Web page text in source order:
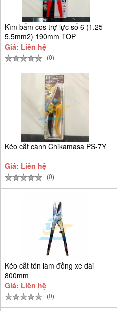
Kìm bấm cos trợ lực số 6 (1.25-
5.5mm2) 190mm TOP
Giá: Liên hệ
(0)
Kéo cắt cành Chikamasa PS-7Y
Giá: Liên hệ
(0)
Kéo cắt tôn làm đồng xe dài
800mm
Giá: Liên hệ
(0)